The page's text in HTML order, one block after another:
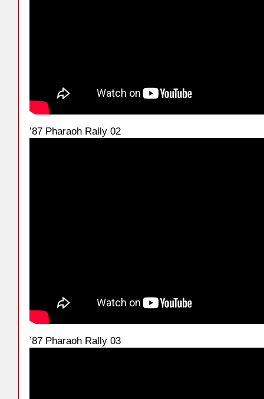
’87 Pharaoh Rally 02
’87 Pharaoh Rally 03